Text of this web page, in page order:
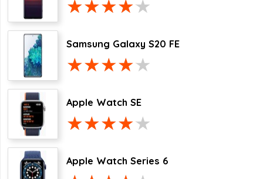
Samsung Galaxy S20 FE
Apple Watch SE
Apple Watch Series 6